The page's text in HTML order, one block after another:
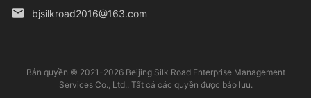
bjsilkroad2016@163.com
Bản quyền © 2021-2026 Beijing Silk Road Enterprise Management
Services Co., Ltd.. Tất cả các quyền được bảo lưu.